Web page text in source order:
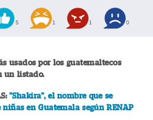
5 1 1 0
usados por los guatemaltecos
un listado.
"Shakira", el nombre que se
en Guatemala según RENAP